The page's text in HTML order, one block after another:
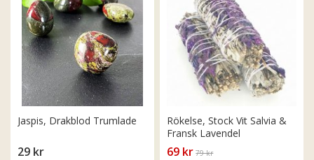
Jaspis, Drakblod Trumlade
29 kr
Rökelse, Stock Vit Salvia &
Fransk Lavendel
69 kr 79 kr